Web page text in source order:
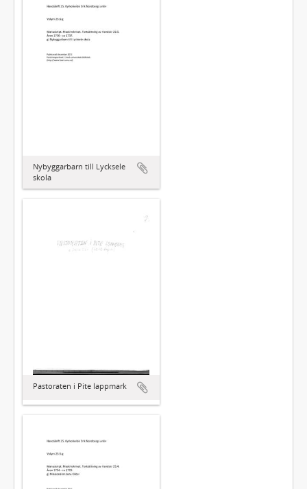
Nybyggarbarn till Lycksele
skola
Pastoraten i Pite lappmark